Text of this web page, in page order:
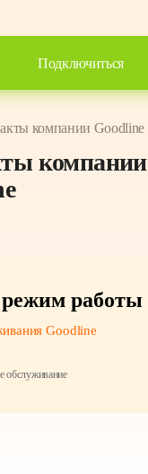
Подключиться
компании Goodline
компании
работы
Goodline
обслуживание